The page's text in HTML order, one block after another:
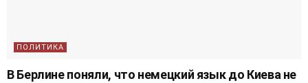
ПОЛИТИКА
В Берлине поняли, что немецкий язык до Киева не